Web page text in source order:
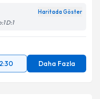
Haritada Göster
D:1
Daha Fazla